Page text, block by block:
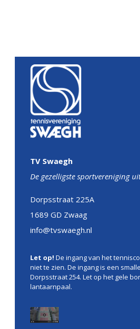
TV Swaegh
De gezelligste sportvereniging
Dorpsstraat 225A
1689 GD Zwaag
info@tvswaegh.nl
Let op! De ingang van het
niet te zien. De ingang is een
Dorpsstraat 254. Let op het gele
lantaarnpaal.